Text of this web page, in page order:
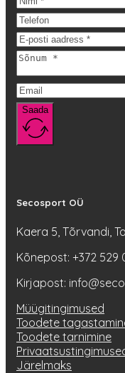
Saada
Secosport OÜ
Kaera 5, Tõrvandi,
Kõnepost: +372 529
Kirjapost:
Müügitingimused
Toodete
Toodete tarnimine
Järelmaks